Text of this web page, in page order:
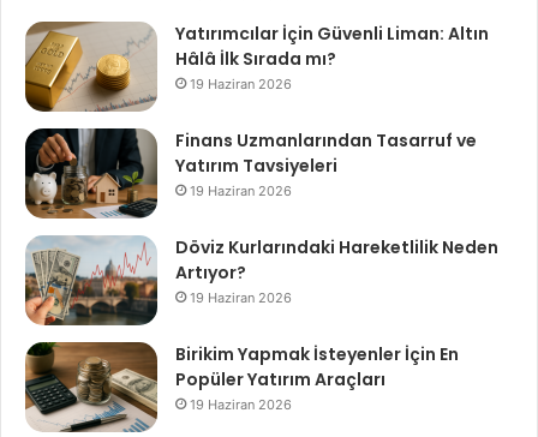
Yatırımcılar İçin Güvenli Liman: Altın
Hâlâ İlk Sırada mı?
19 Haziran 2026
Finans Uzmanlarından Tasarruf ve
Yatırım Tavsiyeleri
19 Haziran 2026
Döviz Kurlarındaki Hareketlilik Neden
Artıyor?
19 Haziran 2026
Birikim Yapmak İsteyenler İçin En
Popüler Yatırım Araçları
19 Haziran 2026